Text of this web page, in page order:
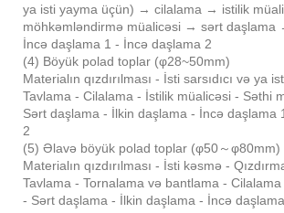
ya isti yayma üçün) → cilalama → istilik
möhkəmləndirmə müalicəsi → sərt daşlama
İncə daşlama 1 - İncə daşlama 2
(4) Böyük polad toplar (φ28~50mm)
Materialın qızdırılması - İsti sarsıdıcı və ya
Tavlama - Cilalama - İstilik müalicəsi - Səthi
Sərt daşlama - İlkin daşlama - İncə daşlama
2
(5) Əlavə böyük polad toplar (φ50～φ80mm)
Materialın qızdırılması - İsti kəsmə -
Tavlama - Tornalama və bantlama -
- Sərt daşlama - İlkin daşlama - İncə